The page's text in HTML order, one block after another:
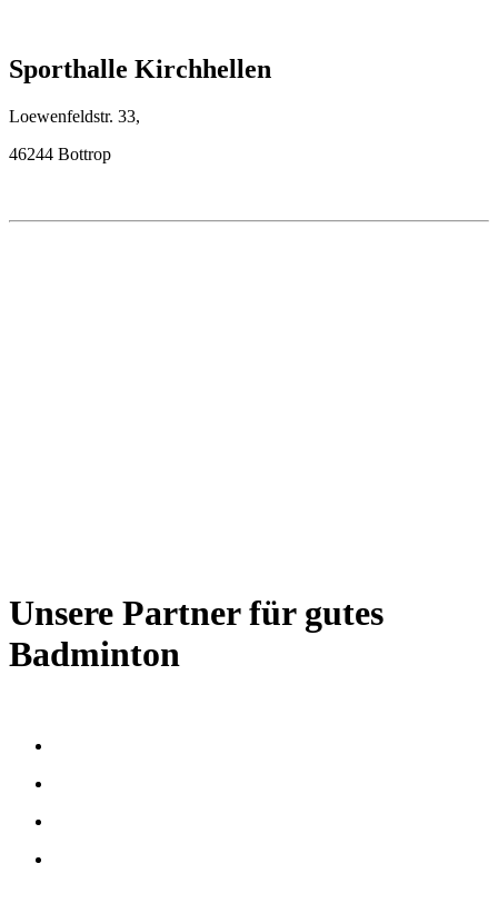
Sporthalle Kirchhellen
Loewenfeldstr. 33,
46244 Bottrop
Unsere Partner für gutes
Badminton